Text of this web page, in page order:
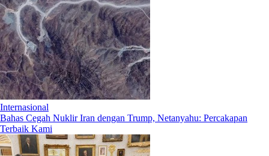
Internasional
Bahas Cegah Nuklir Iran dengan Trump, Netanyahu: Percakapan
Terbaik Kami